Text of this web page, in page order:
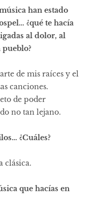
han estado
¿qué te hacía
al dolor, al
de mis raíces y el
canciones.
de poder
no tan lejano.
¿Cuáles?
clásica.
que hacías en